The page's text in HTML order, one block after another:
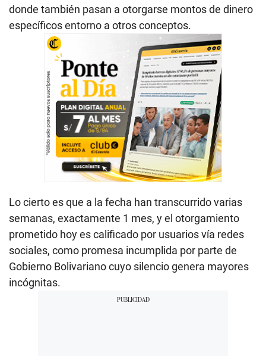
donde también pasan a otorgarse montos de dinero
específicos entorno a otros conceptos.
Lo cierto es que a la fecha han transcurrido varias
semanas, exactamente 1 mes, y el otorgamiento
prometido hoy es calificado por usuarios vía redes
sociales, como promesa incumplida por parte de
Gobierno Bolivariano cuyo silencio genera mayores
incógnitas.